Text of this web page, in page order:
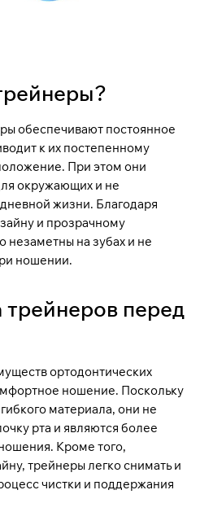
обеспечивают постоянное
к их постепенному
При этом они
окружающих и не
жизни. Благодаря
и прозрачному
незаметны на зубах и не
ношении.
перед
ортодонтических
ношение. Поскольку
материала, они не
рта и являются более
Кроме того,
трейнеры легко снимать и
чистки и поддержания